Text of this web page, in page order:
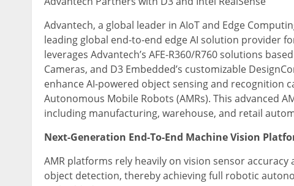
Advantech, a global leader in AIoT and Edge
leading global end-to-end edge AI solution provider
leverages Advantech’s AFE-R360/R760 solutions
Cameras, and D3 Embedded’s customizable
enhance AI-powered object sensing and recognition
Autonomous Mobile Robots (AMRs). This advanced
including manufacturing, warehouse, and retail
Next-Generation End-To-End Machine Vision
AMR platforms rely heavily on vision sensor
object detection, thereby achieving full robotic